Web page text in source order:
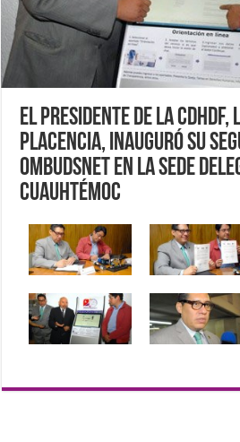
El Presidente de la CDHDF,
Placencia, inauguró su
Ombudsnet en la sede
Cuauhtémoc